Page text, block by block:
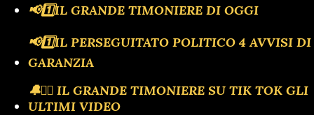
📢1️⃣IL GRANDE TIMONIERE DI OGGI
📢1️⃣IL PERSEGUITATO POLITICO 4 AVVISI DI
GARANZIA
🔔🏴‍☠️ IL GRANDE TIMONIERE SU TIK TOK GLI
ULTIMI VIDEO